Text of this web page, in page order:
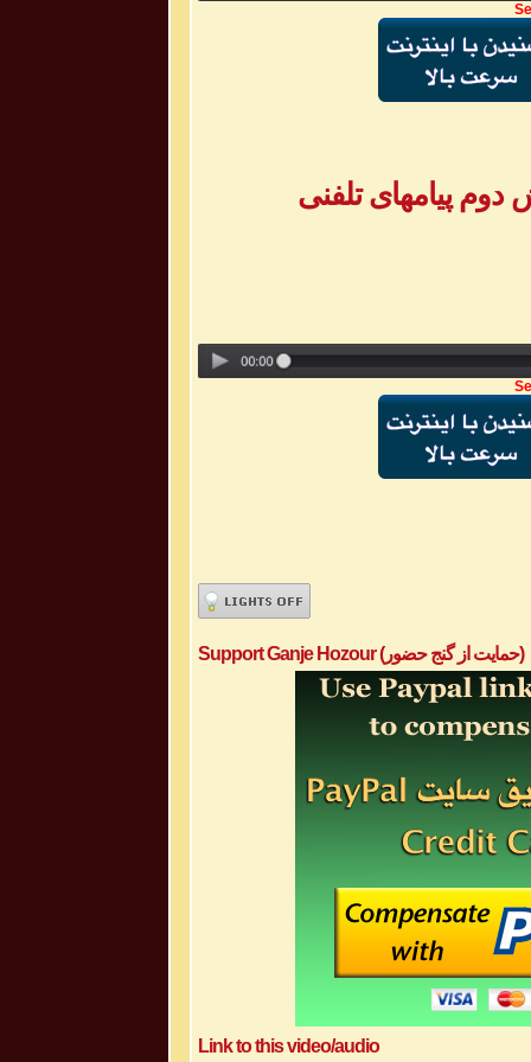
Support Ganje Hozour (حمایت از گنج حضور)
Link to this video/audio